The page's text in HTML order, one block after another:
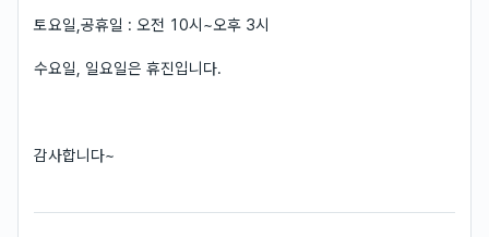
토요일,공휴일 : 오전 10시~오후 3시
수요일, 일요일은 휴진입니다.
감사합니다~